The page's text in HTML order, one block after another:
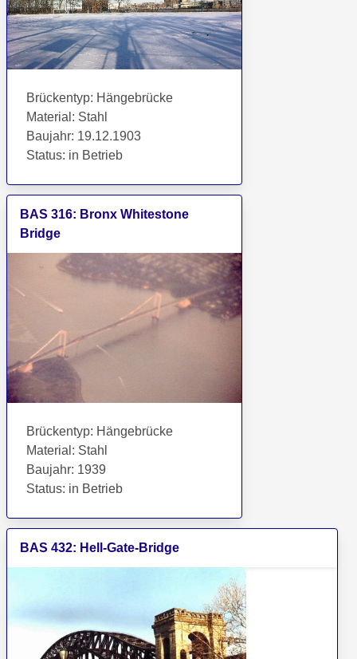
Brückentyp: Hängebrücke
Material : Stahl
Baujahr: 19.12.1903
Status: in Betrieb
BAS 316: Bronx Whitestone
Bridge
Brückentyp: Hängebrücke
Material : Stahl
Baujahr: 1939
Status: in Betrieb
BAS 432: Hell-Gate-Bridge